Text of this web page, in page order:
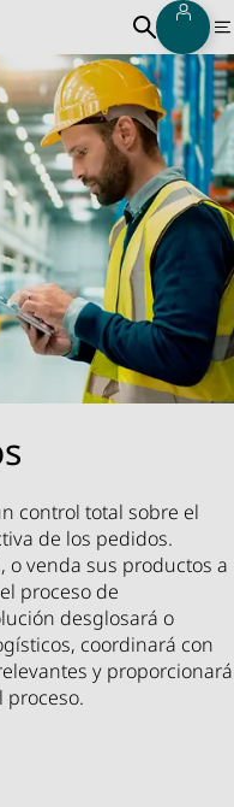
inicio Abrir
control total sobre el
de los pedidos.
o venda sus productos a
proceso de
desglosará o
coordinará con
y proporcionará